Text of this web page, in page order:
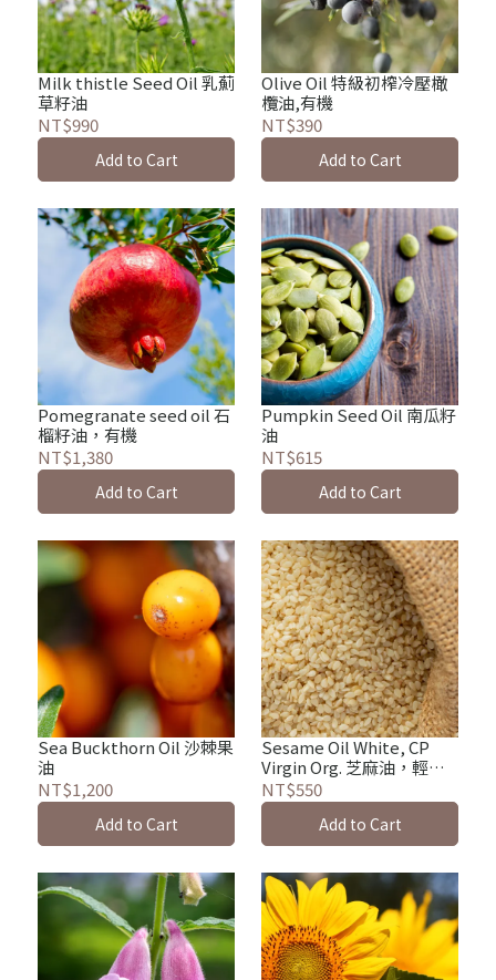
Milk thistle Seed Oil 乳薊
草籽油
NT$990
Add to Cart
Olive Oil 特級初榨冷壓橄
欖油,有機
NT$390
Add to Cart
Pomegranate seed oil 石
榴籽油，有機
NT$1,380
Add to Cart
Pumpkin Seed Oil 南瓜籽
油
NT$615
Add to Cart
Sea Buckthorn Oil 沙棘果
油
NT$1,200
Add to Cart
Sesame Oil White, CP
Virgin Org. 芝麻油，輕培
冷壓，有機
NT$550
Add to Cart